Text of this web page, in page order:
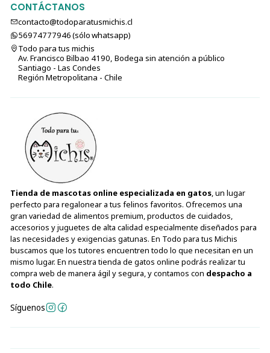
CONTÁCTANOS
contacto@todoparatusmichis.cl
56974777946 (sólo⁣⁣⁣⁣⁣​​​​​​​​​​​​​​​ whatsapp)
Todo para tus michis
Av. Francisco Bilbao 4190, Bodega sin atención a público
Santiago - Las Condes
Región Metropolitana - Chile
Tienda de mascotas online especializada en gatos, un lugar
perfecto para regalonear a tus felinos favoritos. Ofrecemos una
gran variedad de alimentos premium, productos de cuidados,
accesorios y juguetes de alta calidad especialmente diseñados para
las necesidades y exigencias gatunas. En Todo para tus Michis
buscamos que los tutores encuentren todo lo que necesitan en un
mismo lugar. En nuestra tienda de gatos online podrás realizar tu
compra web de manera ágil y segura, y contamos con despacho a
todo Chile.
Síguenos